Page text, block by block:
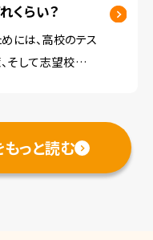
くらい？
には、高校のテス
そして志望校別の
でなく、勉強 […]
っと読む